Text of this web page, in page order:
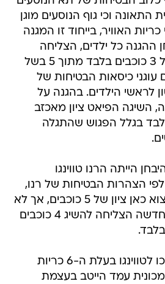
התאונה וכי גוף הנוסעים מוגן
האוויר, בייחוד זו המגנה
ההגנה כל ילדים, הצליחה
ה-500 להשיג ציון של 3 כוכבים בלבד מתוך 5 בשל
עוגני כיסאות הבטיחות של
לראשי הילדים. בהגנה על
השיגה הפיאט ציון מאכזב
בלבד בגלל הפגוש שהתגלה
הייתה הרנו טווינגו
הצהרות הבטיחות של רנו,
וודאי הינו מצפים למצוא כאן ציון של 5 כוכבים, אך לא
כך המצב. הטווינגו החדשה הצליחה להשיג 4 כוכבים
מבחני הריסוק שנערכו לטווינגו בעלת ה-6 כריות
עמד הייטב בעצמת